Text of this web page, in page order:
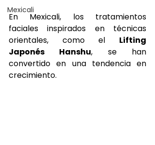
Mexicali
En Mexicali, los tratamientos
faciales inspirados en técnicas
orientales, como el Lifting
Japonés Hanshu, se han
convertido en una tendencia en
crecimiento.